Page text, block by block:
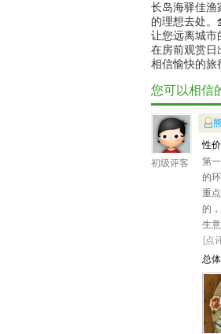
长岛海驿佳渔
的理想去处。
让您远离城市
在房前观赏日
相信愉快的旅
您可以相信
初级评客
性
第
的
重
的
生
[点
总